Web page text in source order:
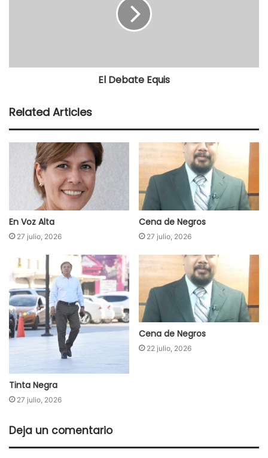
El Debate Equis
Related Articles
En Voz Alta
27 julio, 2026
Cena de Negros
27 julio, 2026
Tinta Negra
27 julio, 2026
Cena de Negros
22 julio, 2026
Deja un comentario